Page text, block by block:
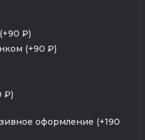
₽)
(+90 ₽)
₽)
оформление (+190